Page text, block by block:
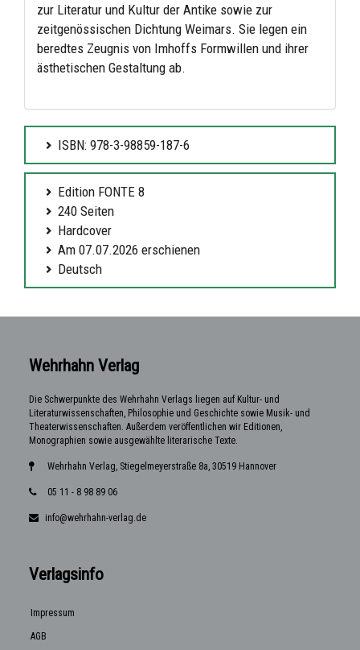
zur Literatur und Kultur der Antike sowie zur
zeitgenössischen Dichtung Weimars. Sie legen ein
beredtes Zeugnis von Imhoffs Formwillen und ihrer
ästhetischen Gestaltung ab.
ISBN: 978-3-98859-187-6
Edition FONTE 8
240 Seiten
Hardcover
Am 07.07.2026 erschienen
Deutsch
Wehrhahn Verlag
Die Schwerpunkte des Wehrhahn Verlags liegen auf Kultur- und
Literaturwissenschaften, Philosophie und Geschichte sowie Musik- und
Theaterwissenschaften. Außerdem veröffentlichen wir Editionen,
Monographien sowie ausgewählte literarische Texte.
Wehrhahn Verlag, Stiegelmeyerstraße 8a, 30519 Hannover
05 11 - 8 98 89 06
info@wehrhahn-verlag.de
Verlagsinfo
Impressum
AGB